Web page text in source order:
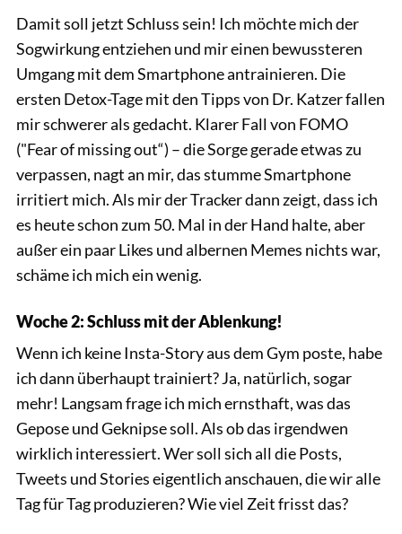
Damit soll jetzt Schluss sein! Ich möchte mich der
Sogwirkung entziehen und mir einen bewussteren
Umgang mit dem Smartphone antrainieren. Die
ersten Detox-Tage mit den Tipps von Dr. Katzer fallen
mir schwerer als gedacht. Klarer Fall von FOMO
("Fear of missing out“) – die Sorge gerade etwas zu
verpassen, nagt an mir, das stumme Smartphone
irritiert mich. Als mir der Tracker dann zeigt, dass ich
es heute schon zum 50. Mal in der Hand halte, aber
außer ein paar Likes und albernen Memes nichts war,
schäme ich mich ein wenig.
Woche 2: Schluss mit der Ablenkung!
Wenn ich keine Insta-Story aus dem Gym poste, habe
ich dann überhaupt trainiert? Ja, natürlich, sogar
mehr! Langsam frage ich mich ernsthaft, was das
Gepose und Geknipse soll. Als ob das irgendwen
wirklich interessiert. Wer soll sich all die Posts,
Tweets und Stories eigentlich anschauen, die wir alle
Tag für Tag produzieren? Wie viel Zeit frisst das?